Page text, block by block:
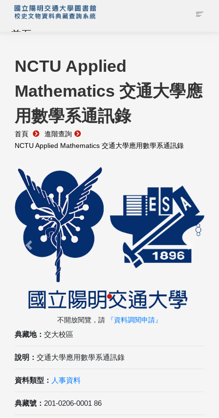
首頁
藏品查詢
校史館簡介
藏品清單全覽
資料調閱申請
管理者登入
NCTU Applied
Mathematics 交通大學應
用數學系通訊錄
首頁
進階查詢
NCTU Applied Mathematics 交通大學應用數學系通訊錄
典藏地： 交大校區
說明： 交通大學應用數學系通訊錄
資料類型： 人事資料
典藏號： 201-0206-0001 86
Previous Next
不開放閱覽，請 『資料調閱申請』